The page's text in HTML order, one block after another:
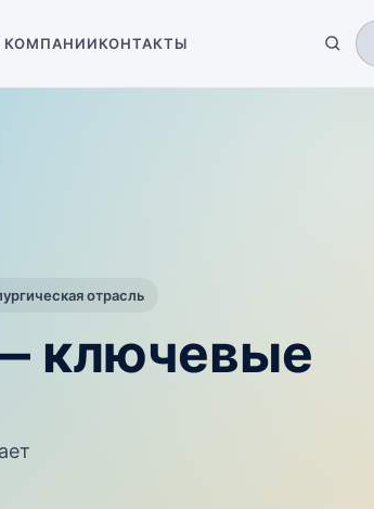
КОМПАНИИКОНТАКТЫ
отрасль
ключевые